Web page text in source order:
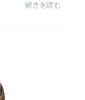
続きを読む